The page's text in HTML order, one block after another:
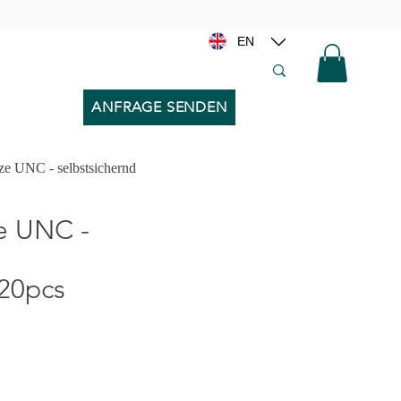
EN
ANFRAGE SENDEN
UNC - selbstsichernd
UNC -